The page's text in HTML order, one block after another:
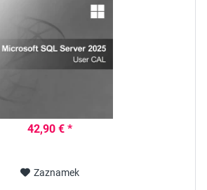
42,90 € *
Zaznamek